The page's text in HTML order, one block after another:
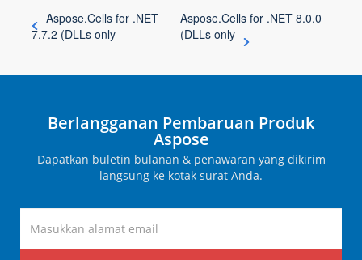
Aspose.Cells for .NET
7.7.2 (DLLs only
Aspose.Cells for .NET 8.0.0
(DLLs only
Berlangganan Pembaruan Produk
Aspose
Dapatkan buletin bulanan & penawaran yang dikirim
langsung ke kotak surat Anda.